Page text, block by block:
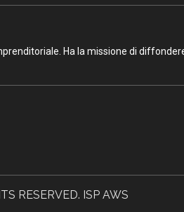
Ha la missione di
RESERVED. ISP AWS